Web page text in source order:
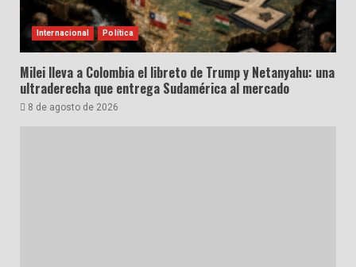
Internacional Política
Milei lleva a Colombia el libreto de Trump y Netanyahu: una
ultraderecha que entrega Sudamérica al mercado
8 de agosto de 2026